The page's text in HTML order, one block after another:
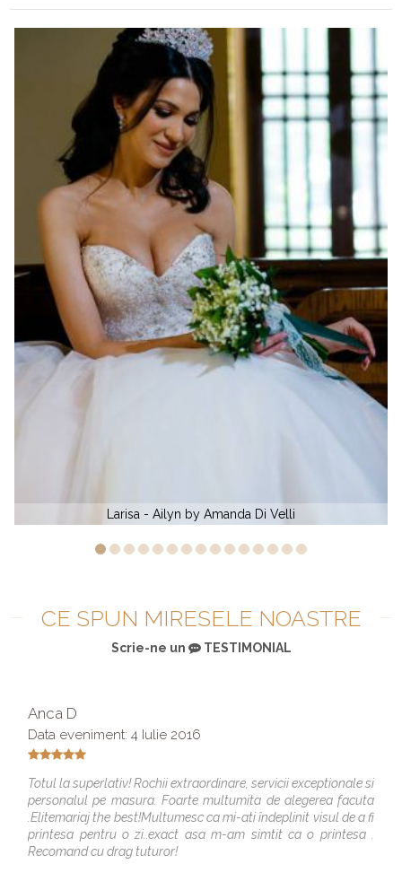
Alexandra - Impression CC
CE SPUN MIRESELE NOASTRE
Scrie-ne un TESTIMONIAL
Anca D
Data eveniment: 4 Iulie 2016
Totul la superlativ! Rochii extraordinare, servicii exceptionale si
personalul pe masura. Foarte multumita de alegerea facuta
.Elitemariaj the best!Multumesc ca mi-ati îndeplinit visul de a fi
printesa pentru o zi..exact asa m-am simtit ca o printesa .
Recomand cu drag tuturor!